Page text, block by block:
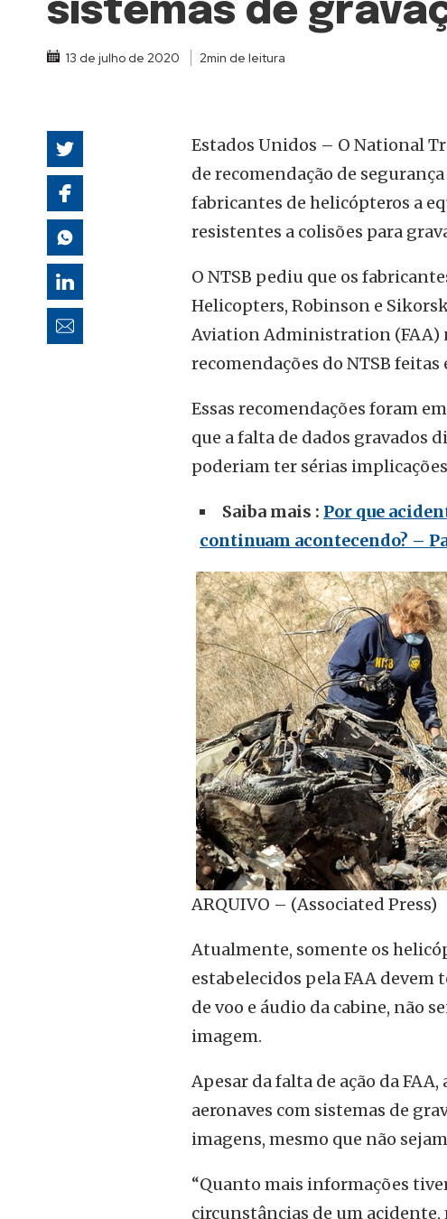
autoridades
sistemas de
13 de julho de 2020 2min de leitura
Estados Unidos – O National
de recomendação de
fabricantes de helicópteros a
resistentes a colisões para
O NTSB pediu que os
Helicopters, Robinson e
Aviation Administration (FAA)
recomendações do NTSB feitas
Essas recomendações foram
que a falta de dados gravados
poderiam ter sérias
Saiba mais : Por que
continuam acontecendo? –
ARQUIVO – (Associated Press)
Atualmente, somente os
estabelecidos pela FAA devem
de voo e áudio da cabine, não
imagem.
Apesar da falta de ação da
aeronaves com sistemas de
imagens, mesmo que não
“Quanto mais informações
circunstâncias de um